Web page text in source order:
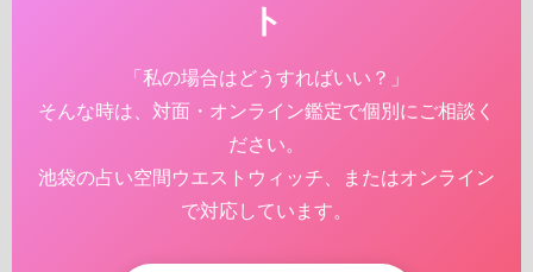
ト
「私の場合はどうすればいい？」
そんな時は、対面・オンライン鑑定で個別にご相談く
ださい。
池袋の占い空間ウエストウィッチ、またはオンライン
で対応しています。